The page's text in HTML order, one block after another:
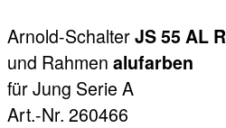
Arnold-SchalterJS 55 AL R
und Rahmen alufarben
für Jung Serie A
Art.-Nr. 260466